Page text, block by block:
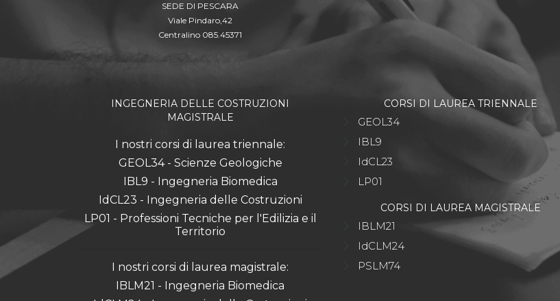
SEDE DI PESCARA
Viale Pindaro,42
Centralino 085.45371
INGEGNERIA DELLE COSTRUZIONI
MAGISTRALE
I nostri corsi di laurea triennale:
GEOL34 - Scienze Geologiche
IBL9 - Ingegneria Biomedica
IdCL23 - Ingegneria delle Costruzioni
LP01 - Professioni Tecniche per l'Edilizia e il
Territorio
I nostri corsi di laurea magistrale:
IBLM21 - Ingegneria Biomedica
CORSI DI LAUREA TRIENNALE
GEOL34
IBL9
IdCL23
LP01
CORSI DI LAUREA MAGISTRALE
IBLM21
IdCLM24
PSLM74